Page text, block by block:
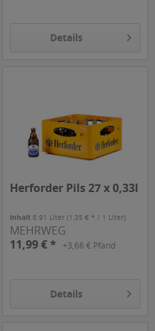
Details
Herforder Pils 27 x 0,33l
Inhalt 8.91 Liter(1,35 € * / 1 Liter)
MEHRWEG
11,99 € *
+3,66 € Pfand
Details